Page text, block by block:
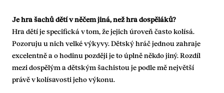
Je hra šachů dětí v něčem jiná, než hra dospěláků?
Hra dětí je specifická v tom, že jejich úroveň často kolísá.
Pozoruju u nich velké výkyvy. Dětský hráč jednou zahraje
excelentně a o hodinu později je to úplně někdo jiný. Rozdíl
mezi dospělým a dětským šachistou je podle mě největší
právě v kolísavosti jeho výkonu.